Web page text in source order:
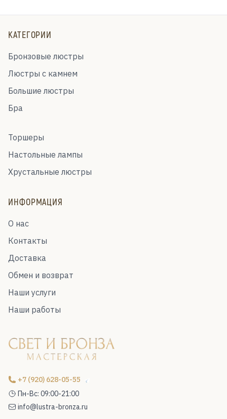
КАТЕГОРИИ
Бронзовые люстры
Люстры с камнем
Большие люстры
Бра
Торшеры
Настольные лампы
Хрустальные люстры
ИНФОРМАЦИЯ
О нас
Контакты
Доставка
Обмен и возврат
Наши услуги
Наши работы
+7 (920) 628-05-55
Пн-Вс: 09:00-21:00
info@lustra-bronza.ru